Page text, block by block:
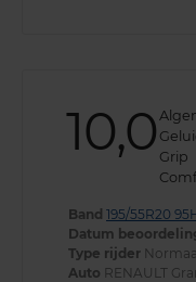
10,0 Grip
Band 195/55R20
Datum
Type rijder
Auto RENAULT